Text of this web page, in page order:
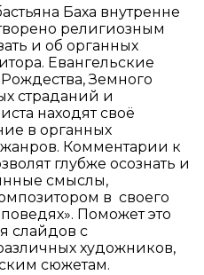
Баха внутренне
религиозным
и об органных
Евангельские
Земного
страданий и
находят своё
в органных
Комментарии к
глубже осознать и
смыслы,
в своего
Поможет это
слайдов с
художников,
сюжетам.